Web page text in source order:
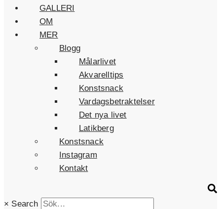
GALLERI
OM
MER
Blogg
Målarlivet
Akvarelltips
Konstsnack
Vardagsbetraktelser
Det nya livet
Latikberg
Konstsnack
Instagram
Kontakt
× Search